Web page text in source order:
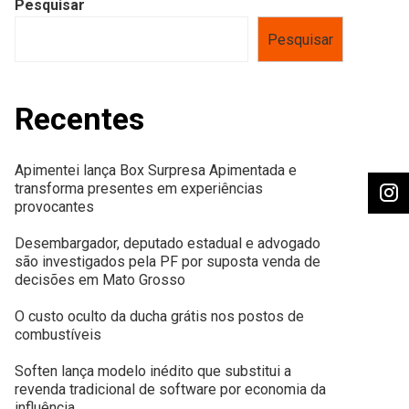
Pesquisar
Pesquisar
Recentes
Apimentei lança Box Surpresa Apimentada e
transforma presentes em experiências
provocantes
Desembargador, deputado estadual e advogado
são investigados pela PF por suposta venda de
decisões em Mato Grosso
O custo oculto da ducha grátis nos postos de
combustíveis
Soften lança modelo inédito que substitui a
revenda tradicional de software por economia da